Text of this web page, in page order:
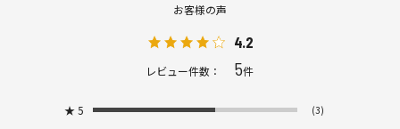
お客様の声
4.2
レビュー件数： 5件
★ 5 (3)